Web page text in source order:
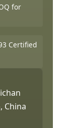
for
Certified
China